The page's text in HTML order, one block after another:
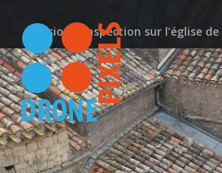
Inspection –
Mission d’inspection sur l’église